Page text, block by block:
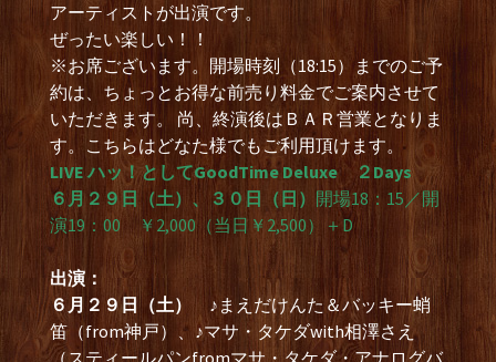
アーティストが出演です。
ぜったい楽しい！！
※お席ございます。開場時刻（18:15）までのご予
約は、ちょっとお得な前売り料金でご案内させて
いただきます。 尚、終演後はＢＡＲ営業となりま
す。こちらはどなた様でもご利用頂けます。
LIVE ハッ！としてGoodTime Deluxe ２Days
６月２９日（土）、３０日（日） 開場18：15／開
演19：00 ￥2,000（当日￥2,500）＋D
出演：
６月２９日（土）
♪まえだけんた＆バッキー蛸
笛（from神戸）、♪マサ・タケダwith相澤さえ
（スティールパンfromマサ・タケダ・アナログバ